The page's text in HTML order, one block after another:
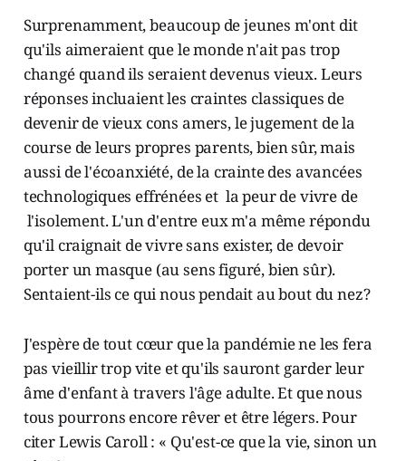
Surprenamment, beaucoup de jeunes m'ont dit
qu'ils aimeraient que le monde n'ait pas trop
changé quand ils seraient devenus vieux. Leurs
réponses incluaient les craintes classiques de
devenir de vieux cons amers, le jugement de la
course de leurs propres parents, bien sûr, mais
aussi de l'écoanxiété, de la crainte des avancées
technologiques effrénées et la peur de vivre de
l'isolement. L'un d'entre eux m'a même répondu
qu'il craignait de vivre sans exister, de devoir
porter un masque (au sens figuré, bien sûr).
Sentaient-ils ce qui nous pendait au bout du nez?
J'espère de tout cœur que la pandémie ne les fera
pas vieillir trop vite et qu'ils sauront garder leur
âme d'enfant à travers l'âge adulte. Et que nous
tous pourrons encore rêver et être légers. Pour
citer Lewis Caroll : « Qu'est-ce que la vie, sinon un